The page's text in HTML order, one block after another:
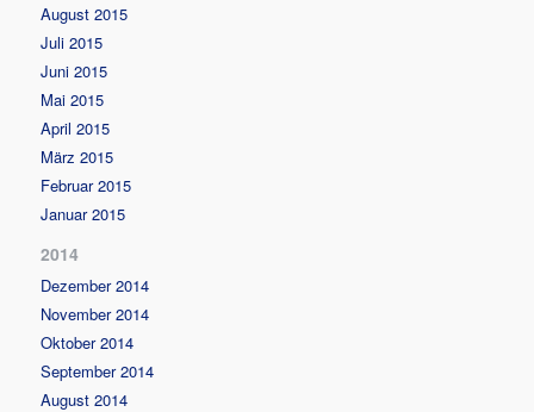
August 2015
Juli 2015
Juni 2015
Mai 2015
April 2015
März 2015
Februar 2015
Januar 2015
2014
Dezember 2014
November 2014
Oktober 2014
September 2014
August 2014